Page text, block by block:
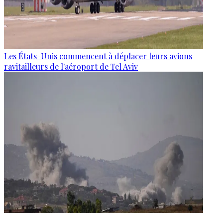
Les États-Unis commencent à déplacer leurs avions
ravitailleurs de l'aéroport de Tel Aviv